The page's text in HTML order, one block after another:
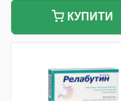
КУПИТИ